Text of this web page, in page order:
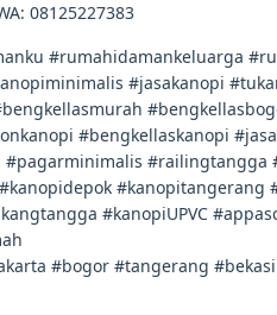
08125227383
#rumahidamankeluarga
#jasakanopi
#bengkellaskanopi
#railingtangga
#kanopitangerang
#kanopiUPVC
#bogor #tangerang